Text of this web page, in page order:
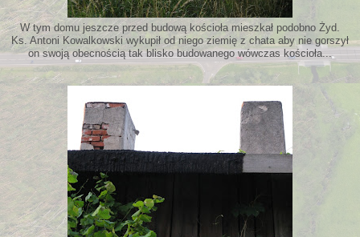
W tym domu jeszcze przed budową kościoła mieszkał podobno Żyd.
Ks. Antoni Kowalkowski wykupił od niego ziemię z chata aby nie gorszył
on swoją obecnością tak blisko budowanego wówczas kościoła...